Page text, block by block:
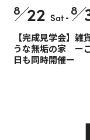
8 22 Sat- 8
【完成見学会】雑
うな無垢の家 ー
日も同時開催ー